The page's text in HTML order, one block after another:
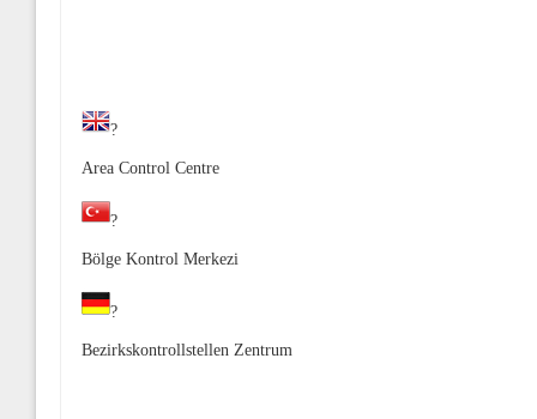
?
Area Control Centre
?
Bölge Kontrol Merkezi
?
Bezirkskontrollstellen Zentrum